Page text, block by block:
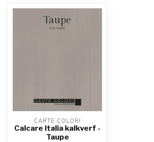
CARTE COLORI
Calcare Italia kalkverf -
Taupe